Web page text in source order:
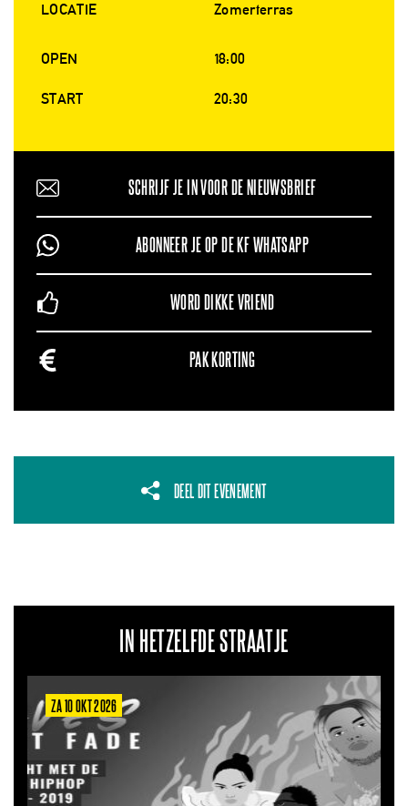
LOCATIE Zomerterras
OPEN 18:00
START 20:30
SCHRIJF JE IN VOOR DE NIEUWSBRIEF
ABONNEER JE OP DE KF WHATSAPP
WORD DIKKE VRIEND
PAK KORTING
DEEL DIT EVENEMENT
IN HETZELFDE STRAATJE
ZA 10 OKT 2026